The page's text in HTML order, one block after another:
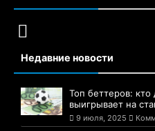
Недавние новости
Топ беттеров: кто
выигрывает на
9 июля, 2025